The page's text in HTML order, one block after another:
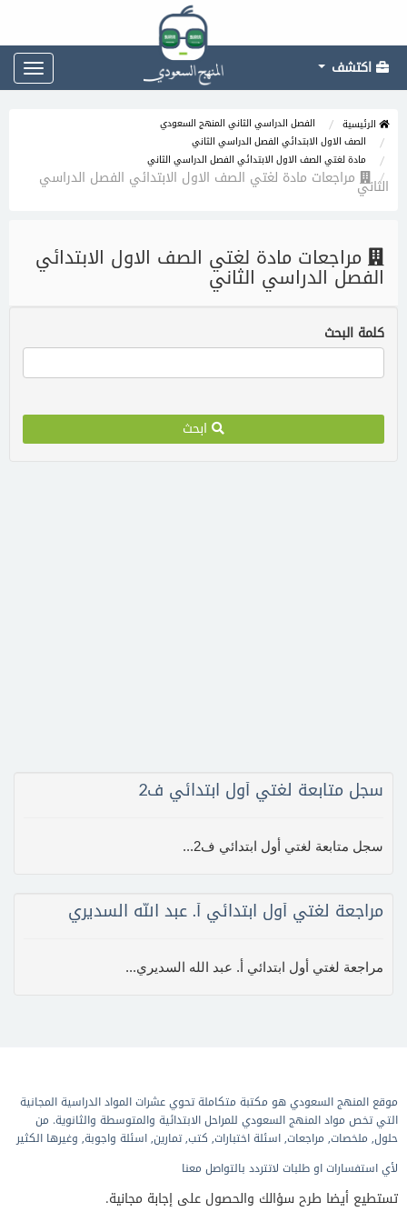
اكتشف
الرئيسية
الفصل الدراسي الثاني المنهج السعودي
الصف الاول الابتدائي الفصل الدراسي الثاني
مادة لغتي الصف الاول الابتدائي الفصل الدراسي الثاني
مراجعات مادة لغتي الصف الاول الابتدائي الفصل الدراسيالثاني
مراجعات مادة لغتي الصف الاول الابتدائي
الفصل الدراسي الثاني
كلمة البحث
ابحث
سجل متابعة لغتي أول ابتدائي ف2
سجل متابعة لغتي أول ابتدائي ف2...
مراجعة لغتي أول ابتدائي أ. عبد الله السديري
مراجعة لغتي أول ابتدائي أ. عبد الله السديري...
موقع المنهج السعودي هو مكتبة متكاملة تحوي عشرات المواد الدراسية المجانية
التي تخص مواد المنهج السعودي للمراحل الابتدائية والمتوسطة والثانوية. من
حلول, ملخصات, مراجعات, اسئلة اختبارات, كتب, تمارين, اسئلة واجوبة, وغيرها الكثير
لأي استفسارات او طلبات لاتتردد بالتواصل معنا
تستطيع أيضا طرح سؤالك والحصول على إجابة مجانية.